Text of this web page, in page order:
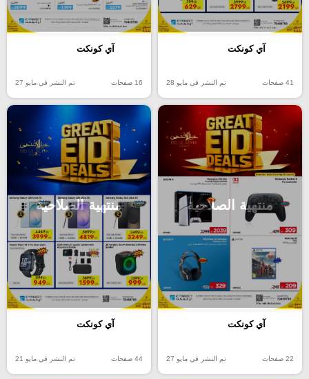
آي كونكت
41 صفحات تم النشر في مايو 28
آي كونكت
16 صفحات تم النشر في مايو 27
منتهية الصلاحية
آي كونكت
22 صفحات تم النشر في مايو 27
منتهية الصلاحية
آي كونكت
44 صفحات تم النشر في مايو 21